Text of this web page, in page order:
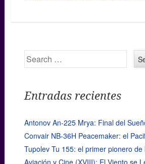
Search
Entradas recientes
Antonov An-225 Mrya: Final del
Convair NB-36H Peacemaker: el
Tupolev Tu 155: el primer pionero de
Aviación y Cine (XVIII): El Viento se